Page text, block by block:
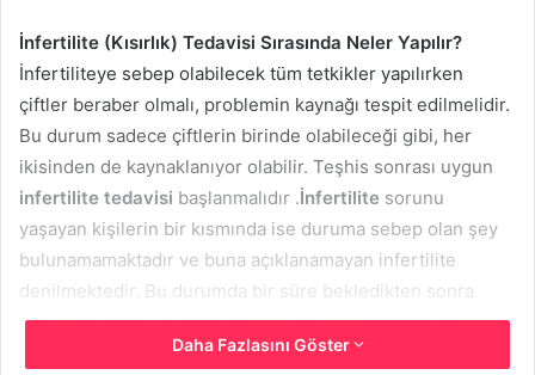
İnfertilite (Kısırlık) Tedavisi Sırasında Neler Yapılır?
İnfertiliteye sebep olabilecek tüm tetkikler yapılırken
çiftler beraber olmalı, problemin kaynağı tespit edilmelidir.
Bu durum sadece çiftlerin birinde olabileceği gibi, her
ikisinden de kaynaklanıyor olabilir. Teşhis sonrası uygun
infertilite tedavisi başlanmalıdır .İnfertilite sorunu
yaşayan kişilerin bir kısmında ise duruma sebep olan şey
bulunamamaktadır ve buna açıklanamayan infertilite
denilmektedir. Bu durumda bir süre bekledikten sonra
aşılama ve tüp bebek uygulaması denenebilir. Uygulanan
başlıca tedavi şekilleri şöyledir.
Daha Fazlasını Göster